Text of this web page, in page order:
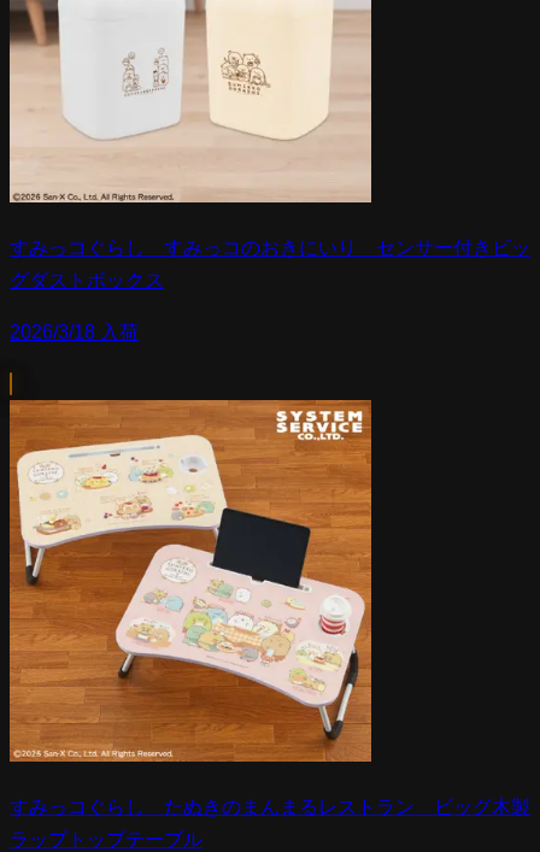
すみっコぐらし すみっコのおきにいり センサー付きビッ
グダストボックス
2026/3/18 入荷
すみっコぐらし たぬきのまんまるレストラン ビッグ木製
ラップトップテーブル